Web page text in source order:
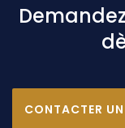
CONTACTER